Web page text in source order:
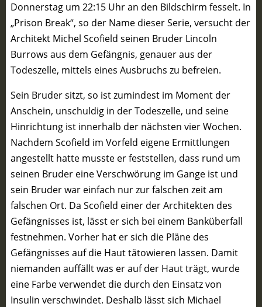
Donnerstag um 22:15 Uhr an den Bildschirm fesselt. In
„Prison Break“, so der Name dieser Serie, versucht der
Architekt Michel Scofield seinen Bruder Lincoln
Burrows aus dem Gefängnis, genauer aus der
Todeszelle, mittels eines Ausbruchs zu befreien.
Sein Bruder sitzt, so ist zumindest im Moment der
Anschein, unschuldig in der Todeszelle, und seine
Hinrichtung ist innerhalb der nächsten vier Wochen.
Nachdem Scofield im Vorfeld eigene Ermittlungen
angestellt hatte musste er feststellen, dass rund um
seinen Bruder eine Verschwörung im Gange ist und
sein Bruder war einfach nur zur falschen zeit am
falschen Ort. Da Scofield einer der Architekten des
Gefängnisses ist, lässt er sich bei einem Banküberfall
festnehmen. Vorher hat er sich die Pläne des
Gefängnisses auf die Haut tätowieren lassen. Damit
niemanden auffällt was er auf der Haut trägt, wurde
eine Farbe verwendet die durch den Einsatz von
Insulin verschwindet. Deshalb lässt sich Michael